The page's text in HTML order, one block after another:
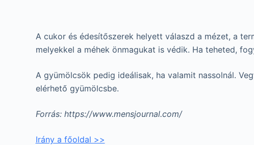
A cukor és édesítőszerek helyett válaszd a mézet, a
melyekkel a méhek önmagukat is védik. Ha teheted,
A gyümölcsök pedig ideálisak, ha valamit nassolnál.
elérhető gyümölcsbe.
Forrás: https://www.mensjournal.com/
Irány a főoldal >>